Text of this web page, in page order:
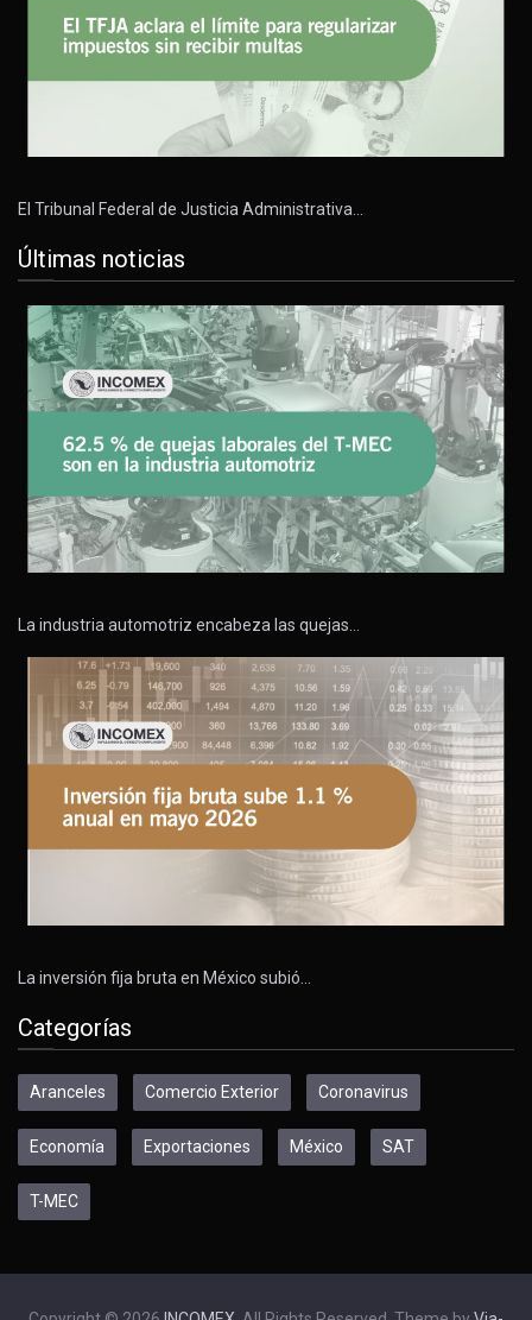
El Tribunal Federal de Justicia Administrativa…
Últimas noticias
La industria automotriz encabeza las quejas…
La inversión fija bruta en México subió…
Categorías
Aranceles Comercio Exterior Coronavirus
Economía Exportaciones México SAT
T-MEC